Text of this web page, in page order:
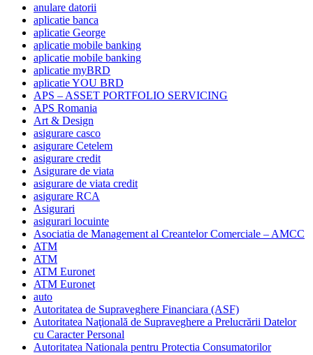
anulare datorii
aplicatie banca
aplicatie George
aplicatie mobile banking
aplicatie mobile banking
aplicatie myBRD
aplicatie YOU BRD
APS – ASSET PORTFOLIO SERVICING
APS Romania
Art & Design
asigurare casco
asigurare Cetelem
asigurare credit
Asigurare de viata
asigurare de viata credit
asigurare RCA
Asigurari
asigurari locuinte
Asociatia de Management al Creantelor Comerciale – AMCC
ATM
ATM
ATM Euronet
ATM Euronet
auto
Autoritatea de Supraveghere Financiara (ASF)
Autoritatea Naţională de Supraveghere a Prelucrării Datelor
cu Caracter Personal
Autoritatea Nationala pentru Protectia Consumatorilor